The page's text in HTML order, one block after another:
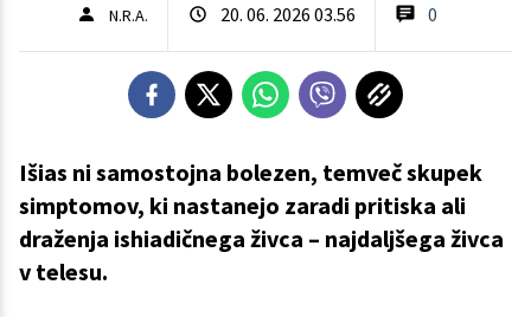
N.R.A. 20. 06. 2026 03.56 0
Išias ni samostojna bolezen, temveč skupek
simptomov, ki nastanejo zaradi pritiska ali
draženja ishiadičnega živca – najdaljšega živca
v telesu.